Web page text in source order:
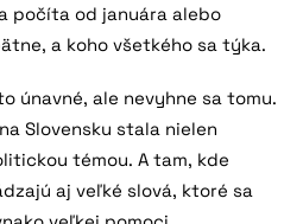
počíta od januára alebo
a koho všetkého sa týka.
únavné, ale nevyhne sa tomu.
Slovensku stala nielen
témou. A tam, kde
aj veľké slová, ktoré sa